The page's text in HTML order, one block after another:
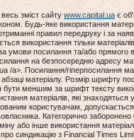
зміст сайту www.capital.ua є
Будь-яке використання
правил передруку і за
використання тільки
умови посилання та/або прямого
на безпосередню адресу
/a>. Посилання/гіперпосилання
матеріалу. Розмір шрифту
бути меншим за шрифт тексту
матеріалів, які знаходяться
користувачам,
Категорично заборонено
або інше використання
синдикацію з Financial Times